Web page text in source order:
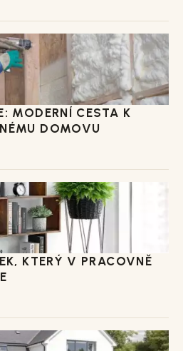
MODERNÍ CESTA K
DOMOVU
KTERÝ V PRACOVNĚ